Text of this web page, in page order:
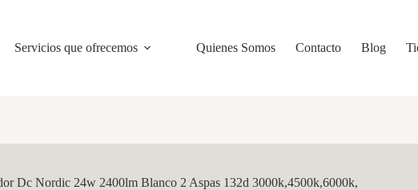
Servicios que ofrecemos Quienes Somos Contacto Blog
Dc Nordic 24w 2400lm Blanco 2 Aspas 132d 3000k,4500k,6000k,